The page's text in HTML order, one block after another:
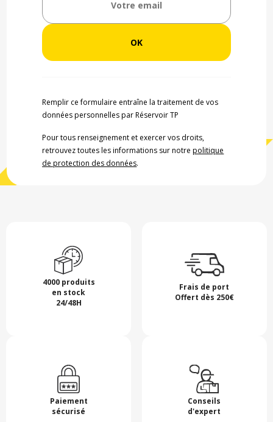
Remplir ce formulaire entraîne la traitement de vos
données personnelles par Réservoir TP
Pour tous renseignement et exercer vos droits,
retrouvez toutes les informations sur notrepolitique
de protection des données.
4000 produits
en stock
24/48H
Frais de port
Offert dès 250€
Paiement
sécurisé
Conseils
d'expert